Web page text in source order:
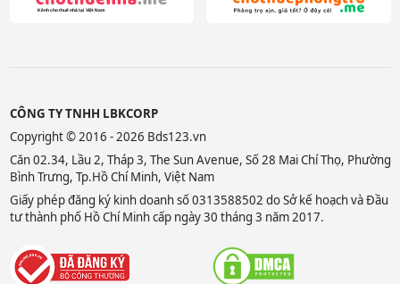
CÔNG TY TNHH LBKCORP
Copyright © 2016 - 2026 Bds123.vn
Căn 02.34, Lầu 2, Tháp 3, The Sun Avenue, Số 28 Mai Chí Thọ, Phường
Bình Trưng, Tp.Hồ Chí Minh, Việt Nam
Giấy phép đăng ký kinh doanh số 0313588502 do Sở kế hoạch và Đầu
tư thành phố Hồ Chí Minh cấp ngày 30 tháng 3 năm 2017.